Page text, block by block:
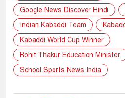
Google News Discover Hindi
Indian Kabaddi Team
Kabaddi World Cup Winner
Rohit Thakur Education Minister
School Sports News India